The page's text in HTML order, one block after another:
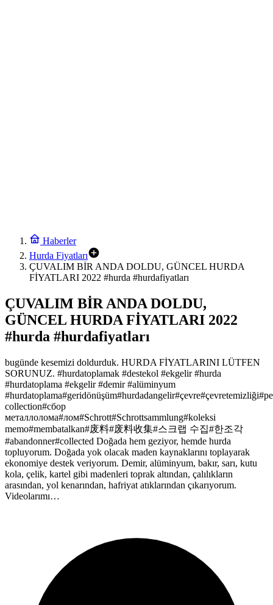
Haberler
Hurda Fiyatları
ÇUVALIM BİR ANDA DOLDU, GÜNCEL HURDA
FİYATLARI 2022 #hurda #hurdafiyatları
ÇUVALIM BİR ANDA DOLDU,
GÜNCEL HURDA FİYATLARI 2022
#hurda #hurdafiyatları
bugünde kesemizi doldurduk. HURDA FİYATLARINI LÜTFEN
SORUNUZ. #hurdatoplamak #destekol #ekgelir #hurda
#hurdatoplama #ekgelir #demir #alüminyum
collection#сбор
металлолома#лом#Schrott#Schrottsammlung#koleksi
memo#membatalkan#废料#废料收集#스크랩 수집#한조각
#abandonner#collected Doğada hem geziyor, hemde hurda
topluyorum. Doğada yok olacak maden kaynaklarını toplayarak
ekonomiye destek veriyorum. Demir, alüminyum, bakır, sarı, kutu
kola, çelik, kartel gibi madenleri toprak altından, çalılıkların
arasından, yol kenarından, hafriyat atıklarından çıkarıyorum.
Videolarımı…